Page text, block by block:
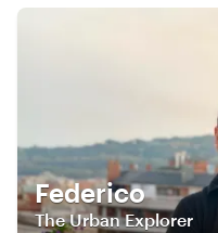
Federico
The Urban Explorer